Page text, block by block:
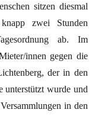
sitzen diesmal
zwei Stunden
ab. Im
innen gegen die
der in den
unterstützt wurde und
in den